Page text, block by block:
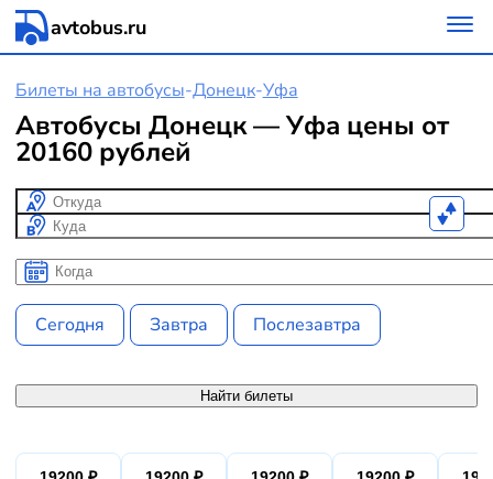
avtobus.ru
Билеты на автобусы-Донецк-Уфа
Автобусы Донецк — Уфа цены от
20160 рублей
Откуда
Куда
Когда
Когда
Сегодня Завтра Послезавтра
Найти билеты